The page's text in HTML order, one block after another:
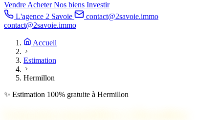
VendreAcheterNos biens Investir
L'agence 2 Savoie
contact@2savoie.immo
contact@2savoie.immo
Accueil
Estimation
Hermillon
✨ Estimation 100% gratuite à Hermillon